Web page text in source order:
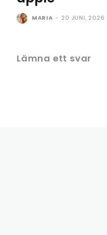
MARIA - 20 JUNI, 2026
Lämna ett svar